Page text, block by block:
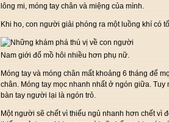
lông mi, móng tay chân và miệng của mình.
Khi ho, con người giải phóng ra một luồng khí có
Nam giới đổ mồ hôi nhiều hơn phụ nữ.
Móng tay và móng chân mất khoảng 6 tháng để
chân. Móng tay mọc nhanh nhất ở ngón giữa. Tuy
bàn tay người lại là ngón trỏ.
Một người sẽ chết vì thiếu ngủ nhanh hơn chết vì